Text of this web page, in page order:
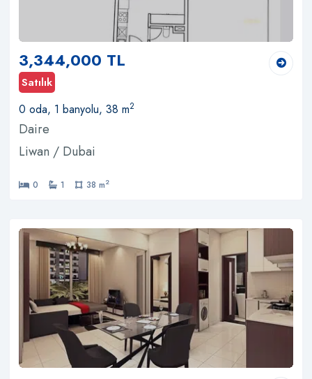
3,344,000 TL
Satılık
0 oda, 1 banyolu, 38 m2
Daire
Liwan / Dubai
0 1 38 m2